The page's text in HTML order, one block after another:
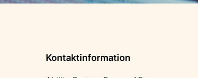
Kontaktinformation